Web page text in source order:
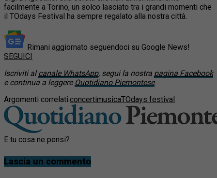
facilmente a Torino, un solco lasciato tra i grandi momenti che
il TOdays Festival ha sempre regalato alla nostra città.
Rimani aggiornato seguendoci su Google News!
SEGUICI
Iscriviti alcanale WhatsApp, segui la nostra pagina Facebook
e continua a leggere Quotidiano Piemontese
Argomenti correlati:concertimusicaTOdays festival
E tu cosa ne pensi?
Lascia un commento